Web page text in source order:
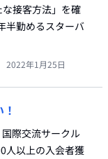
接客方法」を確
半勤めるスターバ
2022年1月25日
際交流サークル
人以上の入会者獲